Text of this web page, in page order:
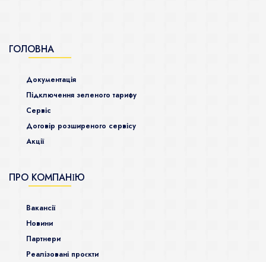
ГОЛОВНА
Документація
Підключення зеленого тарифу
Сервіс
Договір розширеного сервісу
Акції
ПРО КОМПАНІЮ
Ваканcії
Новини
Партнери
Реалізовані проєкти